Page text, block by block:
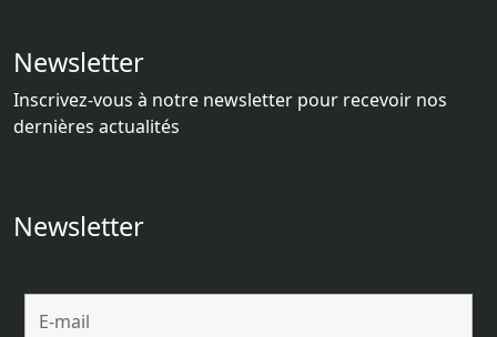
Newsletter
Inscrivez-vous à notre newsletter pour recevoir nos
dernières actualités
Newsletter